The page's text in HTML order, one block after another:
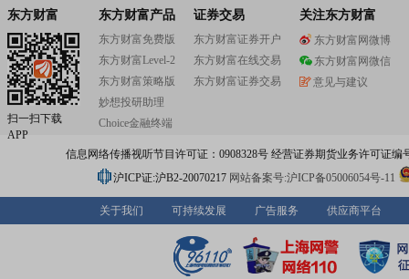
东方财富
扫一扫下载
APP
东方财富产品
东方财富免费版
东方财富Level-2
东方财富策略版
妙想投研助理
Choice金融终端
证券交易
东方财富证券开户
东方财富在线交易
东方财富证券交易
关注东方财富
东方财富网微博
东方财富网微信
意见与建议
信息网络传播视听节目许可证：0908328号 经营证券期货业务许可证编
沪ICP证:沪B2-20070217 网站备案号:沪ICP备05006054号-11
关于我们 可持续发展 广告服务 供应商平台